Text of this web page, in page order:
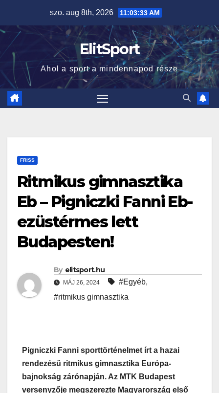
content
szo. aug 8th, 2026 11:03:34 AM
ElitSport
Ahol a sport a mindennapod része
FRISS
Ritmikus gimnasztika
Eb – Pigniczki Fanni Eb-
ezüstérmes lett
Budapesten!
By elitsport.hu
MÁJ 26, 2024 #Egyéb,
#ritmikus gimnasztika
Pigniczki Fanni sporttörténelmet írt a hazai
rendezésű ritmikus gimnasztika Európa-
bajnokság zárónapján. Az MTK Budapest
versenyzője megszerezte Magyarország első